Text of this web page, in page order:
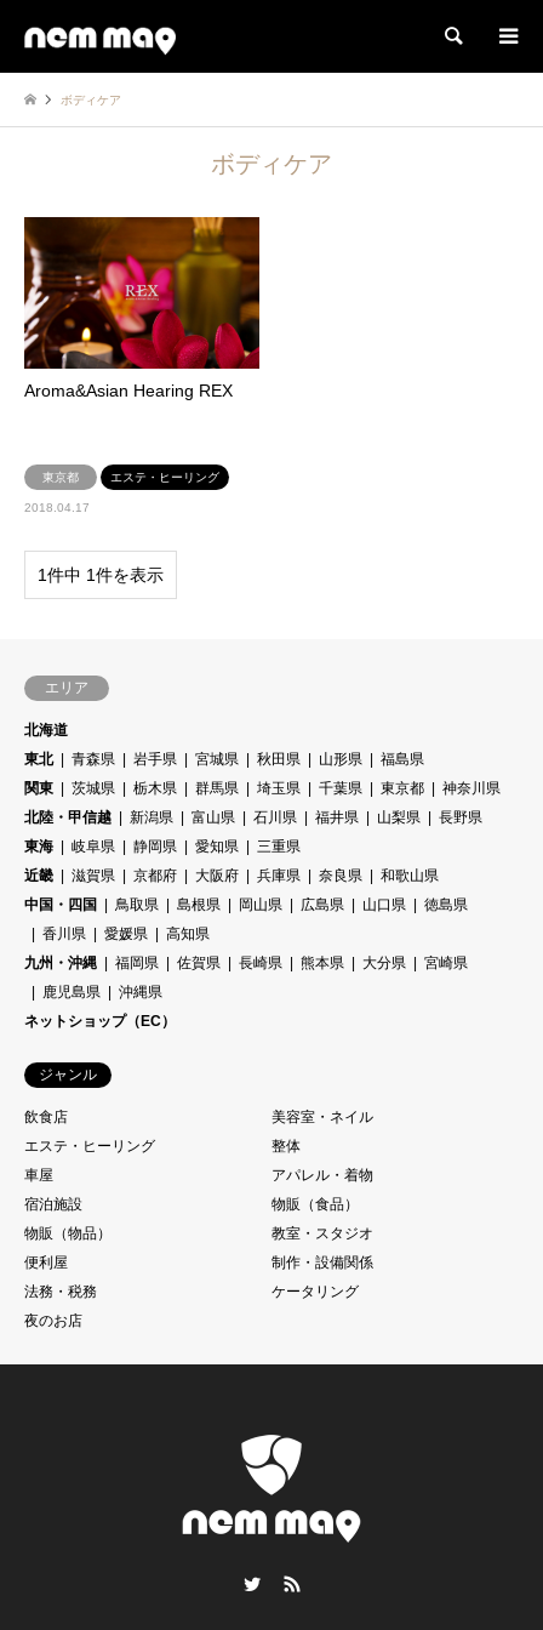
検索
ボディケア
ボディケア
Aroma&Asian Hearing REX
東京都 エステ・ヒーリング
2018.04.17
1件中 1件を表示
エリア
北海道
東北
青森県 岩手県 宮城県 秋田県 山形県
福島県
関東
茨城県 栃木県 群馬県 埼玉県 千葉県 東京都
神奈川県
北陸・甲信越
新潟県 富山県 石川県 福井県 山梨県
長野県
東海
岐阜県 静岡県 愛知県
三重県
近畿
滋賀県 京都府 大阪府 兵庫県 奈良県
和歌山県
中国・四国
鳥取県 島根県 岡山県 広島県 山口県
徳島県
香川県
愛媛県
高知県
九州・沖縄
福岡県 佐賀県 長崎県 熊本県 大分県
宮崎県
鹿児島県
沖縄県
ネットショップ（EC）
ジャンル
飲食店
美容室・ネイル
エステ・ヒーリング
整体
車屋
アパレル・着物
宿泊施設
物販（食品）
物販（物品）
教室・スタジオ
便利屋
制作・設備関係
法務・税務
ケータリング
夜のお店